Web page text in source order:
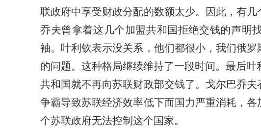
联政府中享受财政分配的数额太少。因此，有几
乔夫曾拿着这几个加盟共和国拒绝交钱的声明
袖。叶利钦表示没关系，他们都很小，我们俄罗
的问题。 这种格局继续维持了一段时间。最后叶
共和国就不再向苏联财政部交钱了。戈尔巴乔
争霸导致苏联经济效率低下而国力 严重消耗，各
个苏联政府无法控制这个国家。